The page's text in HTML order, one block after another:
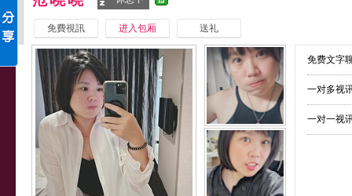
免費視訊 进入包厢 送礼
免费文字
一对多视
一对一视